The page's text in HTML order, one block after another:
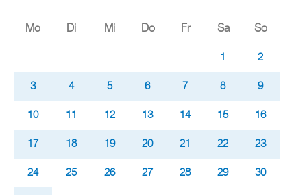
Mo Di Mi Do Fr Sa So
1 2
3 4 5 6 7 8 9
10 11 12 13 14 15 16
17 18 19 20 21 22 23
24 25 26 27 28 29 30